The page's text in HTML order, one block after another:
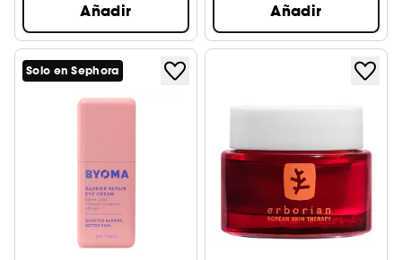
Añadir Añadir
Solo en Sephora